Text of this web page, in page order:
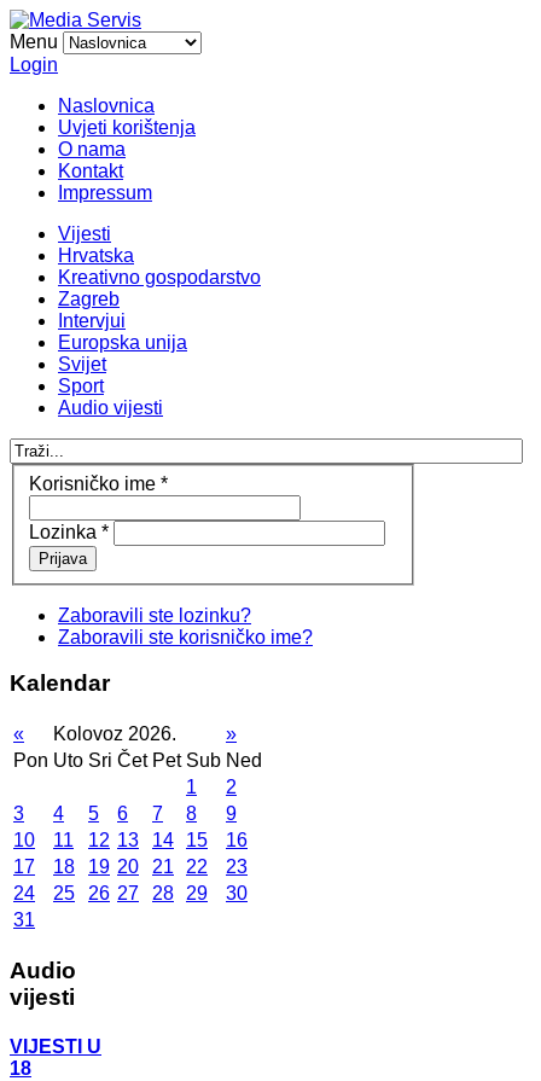
Menu
Login
Naslovnica
Uvjeti korištenja
O nama
Kontakt
Impressum
Vijesti
Hrvatska
Kreativno gospodarstvo
Zagreb
Intervjui
Europska unija
Svijet
Sport
Audio vijesti
Korisničko ime *
Lozinka *
Prijava
Zaboravili ste lozinku?
Zaboravili ste korisničko ime?
Kalendar
« Kolovoz 2026.
»
Pon Uto Sri Čet Pet Sub Ned
1
2
3
4 5 6 7 8
9
10
11 12 13 14 15
16
17
18 19 20 21 22
23
24
25 26 27 28 29
30
31
Audio
vijesti
VIJESTI U
18